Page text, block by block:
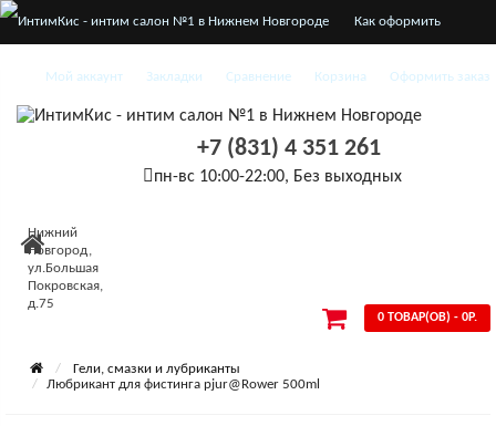
Как оформить
О нас
Доставка и оплата
Мой аккаунт Закладки Сравнение Корзина Оформить заказ
+7 (831) 4 351 261
пн-вс 10:00-22:00, Без выходных
Нижний
Новгород,
ул.Большая
Покровская,
д.75
0 ТОВАР(ОВ) - 0Р.
Гели, смазки и лубриканты
Любрикант для фистинга pjur@Rower 500ml